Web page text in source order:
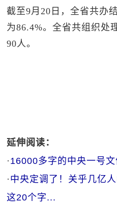
截至9月20日，全省共办
为86.4%。全省共组织处
90人。
延伸阅读：
· 16000多字的中央一号文
· 中央定调了！关乎几亿
这20个字...